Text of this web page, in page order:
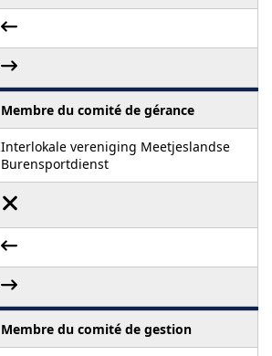
Membre du comité de gérance
Interlokale vereniging Meetjeslandse
Burensportdienst
Membre du comité de gestion